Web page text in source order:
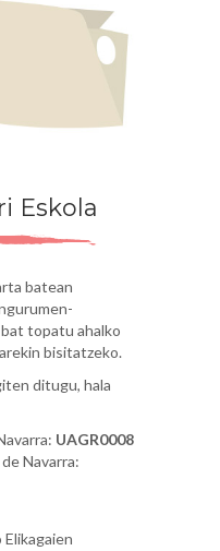
Eskola
batean
topatu ahalko
bisitatzeko.
ditugu, hala
UAGR0008
Navarra: